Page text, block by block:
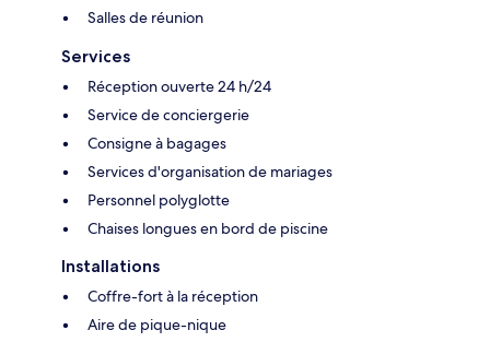
Salles de réunion
Services
Réception ouverte 24 h/24
Service de conciergerie
Consigne à bagages
Services d'organisation de mariages
Personnel polyglotte
Chaises longues en bord de piscine
Installations
Coffre-fort à la réception
Aire de pique-nique